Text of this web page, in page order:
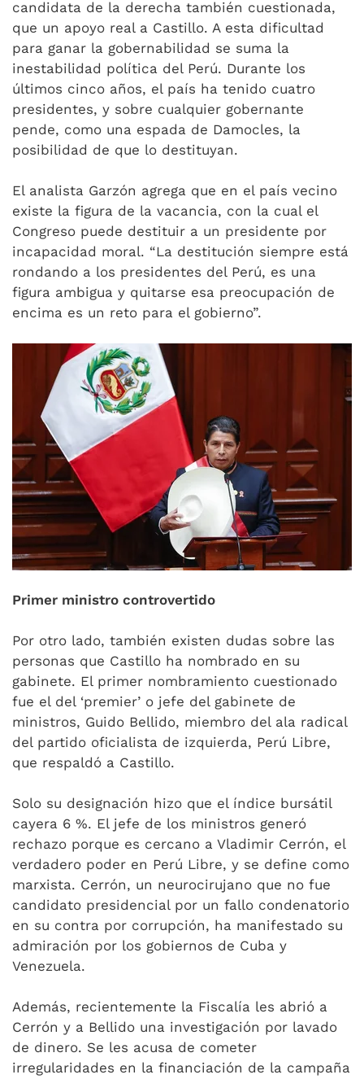
candidata de la derecha también cuestionada,
que un apoyo real a Castillo. A esta dificultad
para ganar la gobernabilidad se suma la
inestabilidad política del Perú. Durante los
últimos cinco años, el país ha tenido cuatro
presidentes, y sobre cualquier gobernante
pende, como una espada de Damocles, la
posibilidad de que lo destituyan.
El analista Garzón agrega que en el país vecino
existe la figura de la vacancia, con la cual el
Congreso puede destituir a un presidente por
incapacidad moral. “La destitución siempre está
rondando a los presidentes del Perú, es una
figura ambigua y quitarse esa preocupación de
encima es un reto para el gobierno”.
Primer ministro controvertido
Por otro lado, también existen dudas sobre las
personas que Castillo ha nombrado en su
gabinete. El primer nombramiento cuestionado
fue el del ‘premier’ o jefe del gabinete de
ministros, Guido Bellido, miembro del ala radical
del partido oficialista de izquierda, Perú Libre,
que respaldó a Castillo.
Solo su designación hizo que el índice bursátil
cayera 6 %. El jefe de los ministros generó
rechazo porque es cercano a Vladimir Cerrón, el
verdadero poder en Perú Libre, y se define como
marxista. Cerrón, un neurocirujano que no fue
candidato presidencial por un fallo condenatorio
en su contra por corrupción, ha manifestado su
admiración por los gobiernos de Cuba y
Venezuela.
Además, recientemente la Fiscalía les abrió a
Cerrón y a Bellido una investigación por lavado
de dinero. Se les acusa de cometer
irregularidades en la financiación de la campaña